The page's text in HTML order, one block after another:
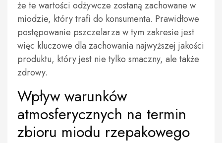
że te wartości odżywcze zostaną zachowane w
miodzie, który trafi do konsumenta. Prawidłowe
postępowanie pszczelarza w tym zakresie jest
więc kluczowe dla zachowania najwyższej jakości
produktu, który jest nie tylko smaczny, ale także
zdrowy.
Wpływ warunków
atmosferycznych na termin
zbioru miodu rzepakowego